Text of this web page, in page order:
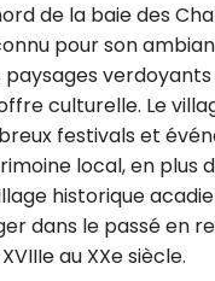
de la baie des
pour son
paysages
culturelle. Le
festivals et
local, en plus
historique
dans le passé en
au XXe siècle.